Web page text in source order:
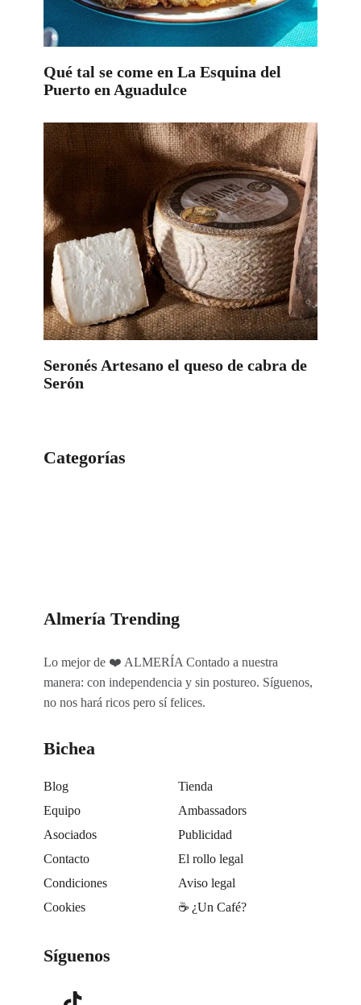
Qué tal se come en La Esquina del
Puerto en Aguadulce
Seronés Artesano el queso de cabra de
Serón
Categorías
Almería Trending
Lo mejor de ❤️ ALMERÍA Contado a nuestra
manera: con independencia y sin postureo. Síguenos,
no nos hará ricos pero sí felices.
Bichea
Blog
Tienda
Equipo
Ambassadors
Asociados
Publicidad
Contacto
El rollo legal
Condiciones
Aviso legal
Cookies
☕️ ¿Un Café?
Síguenos